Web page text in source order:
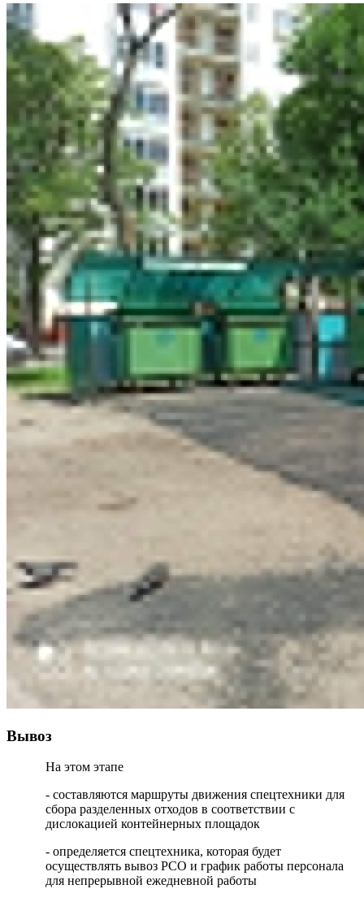
Вывоз
На этом этапе
- составляются маршруты движения спецтехники для
сбора разделенных отходов в соответствии с
дислокацией контейнерных площадок
- определяется спецтехника, которая будет
осуществлять вывоз РСО и график работы персонала
для непрерывной ежедневной работы